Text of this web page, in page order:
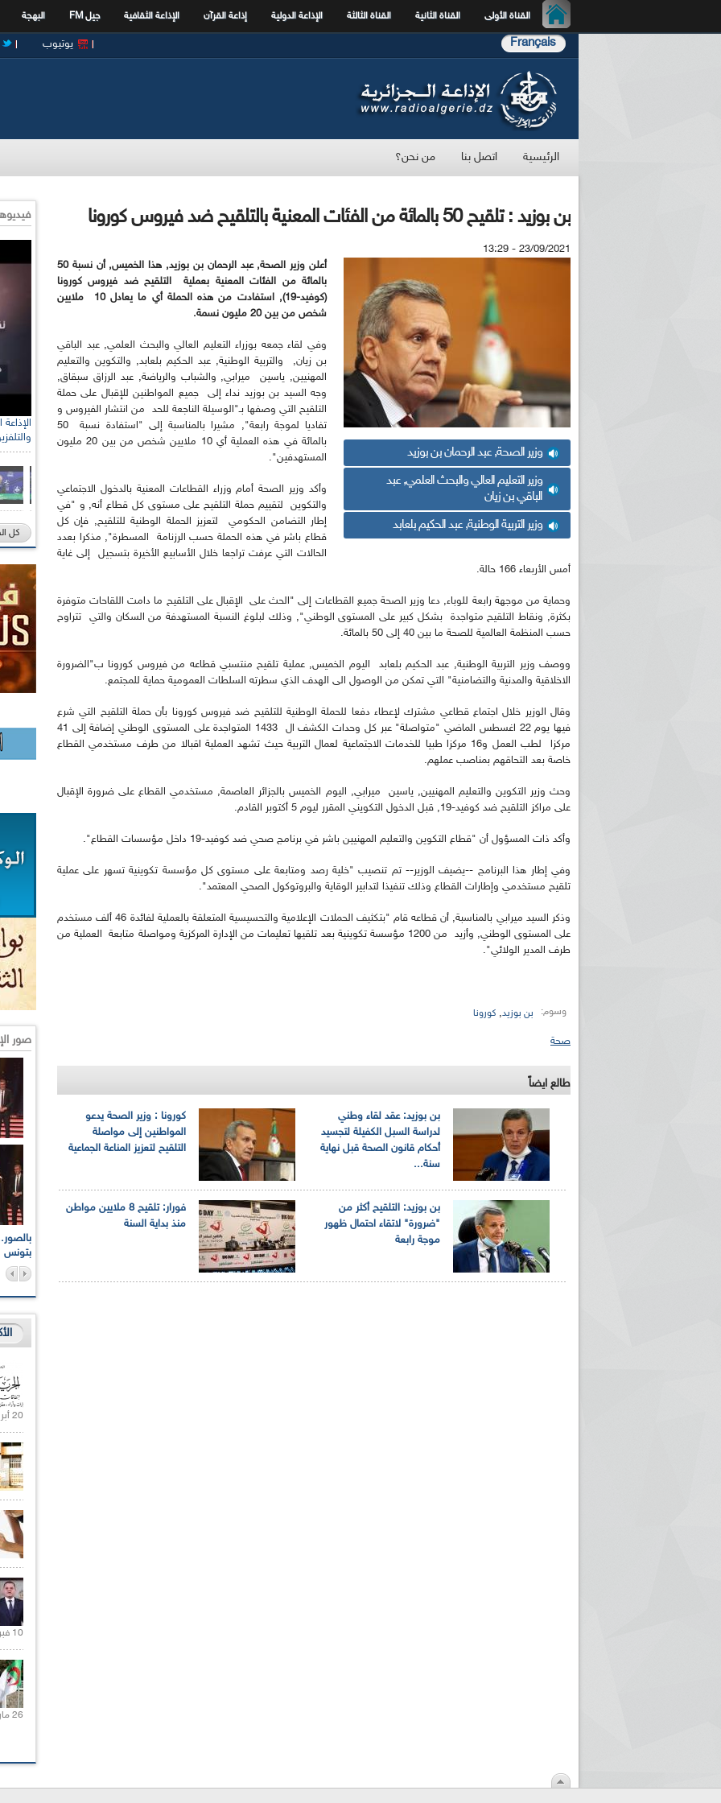
القناة الأولى القناة الثانية القناة الثالثة الإذاعة الدولية إذاعة القرآن الإذاعة الثقافية جيل FM البهجة
Français يوتيوب
الرئيسية اتصل بنا من نحن؟
بن بوزيد : تلقيح 50 بالمائة من الفئات المعنية بالتلقيح ضد فيروس كورونا
23/09/2021 - 13:29
وزير الصحة, عبد الرحمان بن بوزيد
وزير التعليم العالي والبحث العلمي, عبد
الباقي بن زيان
وزير التربية الوطنية, عبد الحكيم بلعابد
أعلن وزير الصحة, عبد الرحمان بن بوزيد, هذا الخميس, أن نسبة 50
بالمائة من الفئات المعنية بعملية التلقيح ضد فيروس كورونا
(كوفيد-19), استفادت من هذه الحملة أي ما يعادل 10 ملايين
شخص من بين 20 مليون نسمة.
وفي لقاء جمعه بوزراء التعليم العالي والبحث العلمي, عبد الباقي
بن زيان, والتربية الوطنية, عبد الحكيم بلعابد, والتكوين والتعليم
المهنيين, ياسين ميرابي, والشباب والرياضة, عبد الرزاق سبقاق,
وجه السيد بن بوزيد نداء إلى جميع المواطنين للإقبال على حملة
التلقيح التي وصفها بـ"الوسيلة الناجعة للحد من انتشار الفيروس و
تفاديا لموجة رابعة", مشيرا بالمناسبة إلى "استفادة نسبة 50
بالمائة في هذه العملية أي 10 ملايين شخص من بين 20 مليون
المستهدفين".
وأكد وزير الصحة أمام وزراء القطاعات المعنية بالدخول الاجتماعي
والتكوين لتقييم حملة التلقيح على مستوى كل قطاع أنه, و "في
إطار التضامن الحكومي لتعزيز الحملة الوطنية للتلقيح, فإن كل
قطاع باشر في هذه الحملة حسب الرزنامة المسطرة", مذكرا بعدد
الحالات التي عرفت تراجعا خلال الأسابيع الأخيرة بتسجيل إلى غاية
أمس الأربعاء 166 حالة.
وحماية من موجهة رابعة للوباء, دعا وزير الصحة جميع القطاعات إلى "الحث على الإقبال على التلقيح ما دامت اللقاحات متوفرة
بكثرة, ونقاط التلقيح متواجدة بشكل كبير على المستوى الوطني", وذلك لبلوغ النسبة المستهدفة من السكان والتي تتراوح
حسب المنظمة العالمية للصحة ما بين 40 إلى 50 بالمائة.
ووصف وزير التربية الوطنية, عبد الحكيم بلعابد اليوم الخميس, عملية تلقيح منتسبي قطاعه من فيروس كورونا ب"الضرورة
الاخلاقية والمدنية والتضامنية" التي تمكن من الوصول الى الهدف الذي سطرته السلطات العمومية حماية للمجتمع.
وقال الوزير خلال اجتماع قطاعي مشترك لإعطاء دفعا للحملة الوطنية للتلقيح ضد فيروس كورونا بأن حملة التلقيح التي شرع
فيها يوم 22 اغسطس الماضي "متواصلة" عبر كل وحدات الكشف ال 1433 المتواجدة على المستوى الوطني إضافة إلى 41
مركزا لطب العمل و16 مركزا طبيا للخدمات الاجتماعية لعمال التربية حيث تشهد العملية اقبالا من طرف مستخدمي القطاع
خاصة بعد التحاقهم بمناصب عملهم.
وحث وزير التكوين والتعليم المهنيين, ياسين ميرابي, اليوم الخميس بالجزائر العاصمة, مستخدمي القطاع على ضرورة الإقبال
على مراكز التلقيح ضد كوفيد-19, قبل الدخول التكويني المقرر ليوم 5 أكتوبر القادم.
وأكد ذات المسؤول أن "قطاع التكوين والتعليم المهنيين باشر في برنامج صحي ضد كوفيد-19 داخل مؤسسات القطاع".
وفي إطار هذا البرنامج --يضيف الوزير-- تم تنصيب "خلية رصد ومتابعة على مستوى كل مؤسسة تكوينية تسهر على عملية
تلقيح مستخدمي وإطارات القطاع وذلك تنفيذا لتدابير الوقاية والبروتوكول الصحي المعتمد".
وذكر السيد ميرابي بالمناسبة, أن قطاعه قام "بتكثيف الحملات الإعلامية والتحسيسية المتعلقة بالعملية لفائدة 46 ألف مستخدم
على المستوى الوطني, وأزيد من 1200 مؤسسة تكوينية بعد تلقيها تعليمات من الإدارة المركزية ومواصلة متابعة العملية من
طرف المدير الولائي".
وسوم: بن بوزيد, كورونا
صحة
طالع ايضاً
كورونا : وزير الصحة يدعو
المواطنين إلى مواصلة
التلقيح لتعزيز المناعة الجماعية
بن بوزيد: عقد لقاء وطني
لدراسة السبل الكفيلة لتجسيد
أحكام قانون الصحة قبل نهاية
سنة...
فورار: تلقيح 8 ملايين مواطن
منذ بداية السنة
بن بوزيد: التلقيح أكثر من
"ضرورة" لاتقاء احتمال ظهور
موجة رابعة
كل
صور
بتونس
الإذاعة الجزائرية تقف دقيقة صمت ترحما على أرواح شهداء
17 أكتوبر 1961
بالصور... اللقاء الوطني لمديري الإذاعات الوطنية والجهوية
حول مرافقة وتغطية الإنتخابات المحلية لـ27 نوفمبر 2021
الإذاعة الجزائرية للرياضيين البارالمبيين المتوجين
20 أبريل 2021 |
10 فبراير 2021 |
26 مارس 2021 |